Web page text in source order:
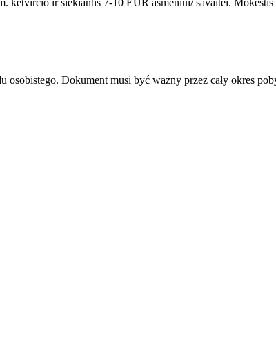
Dokument musi być ważny przez cały okres